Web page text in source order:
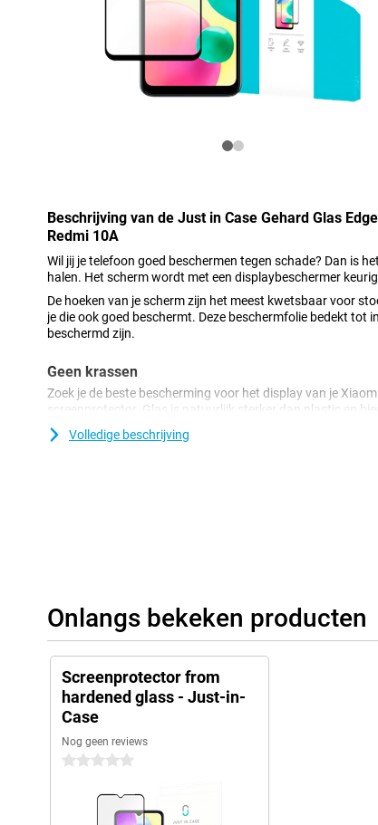
Beschrijving van de Just in Case Gehard Glas
Redmi 10A
Wil jij je telefoon goed beschermen tegen schade? Dan is
halen. Het scherm wordt met een displaybeschermer
De hoeken van je scherm zijn het meest kwetsbaar voor
je die ook goed beschermt. Deze beschermfolie bedekt tot
beschermd zijn.
Geen krassen
Zoek je de beste bescherming voor het display van je
screenprotector. Glas is natuurlijk sterker dan plastic en
krassen maar ook tegen barsten. Daarom is een glazen-
duurder dan een plastic-screenprotector.
Volledige beschrijving
Onlangs bekeken producten
Screenprotector from
hardened glass - Just-in-
Case
Nog geen reviews
0 sterren